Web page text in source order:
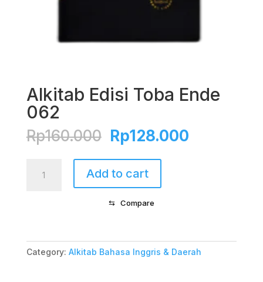
Alkitab Edisi Toba Ende
062
Rp160.000 Original
price
was:
Rp160.000.
Rp128.000Current
Edisi
Add to cart
⇆ Compare
Category: Alkitab Bahasa Inggris & Daerah